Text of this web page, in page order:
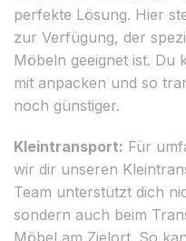
perfekte Lösung. Hier
zur Verfügung, der
Möbeln geeignet ist. Du
mit anpacken und so
noch günstiger.
Kleintransport: Für
wir dir unseren
Team unterstützt dich
sondern auch beim
Möbel am Zielort. So